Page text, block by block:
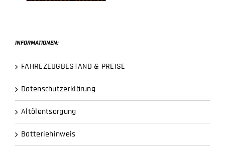
FAHREZEUGBESTAND & PREISE
Datenschutzerklärung
Altölentsorgung